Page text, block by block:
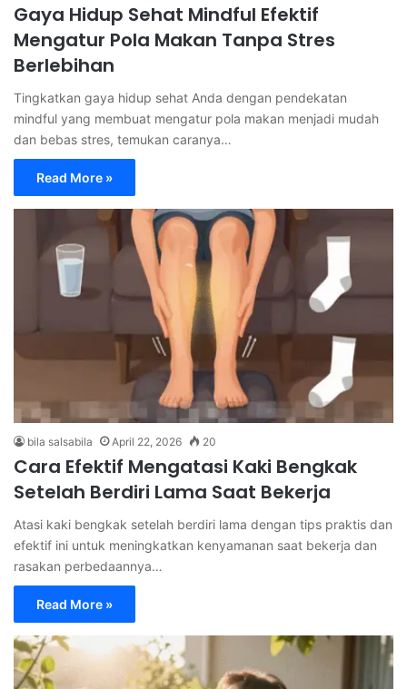
Gaya Hidup Sehat Mindful Efektif
Mengatur Pola Makan Tanpa Stres
Berlebihan
Tingkatkan gaya hidup sehat Anda dengan pendekatan
mindful yang membuat mengatur pola makan menjadi mudah
dan bebas stres, temukan caranya…
Read More »
bila salsabila April 22, 2026 20
Cara Efektif Mengatasi Kaki Bengkak
Setelah Berdiri Lama Saat Bekerja
Atasi kaki bengkak setelah berdiri lama dengan tips praktis dan
efektif ini untuk meningkatkan kenyamanan saat bekerja dan
rasakan perbedaannya…
Read More »